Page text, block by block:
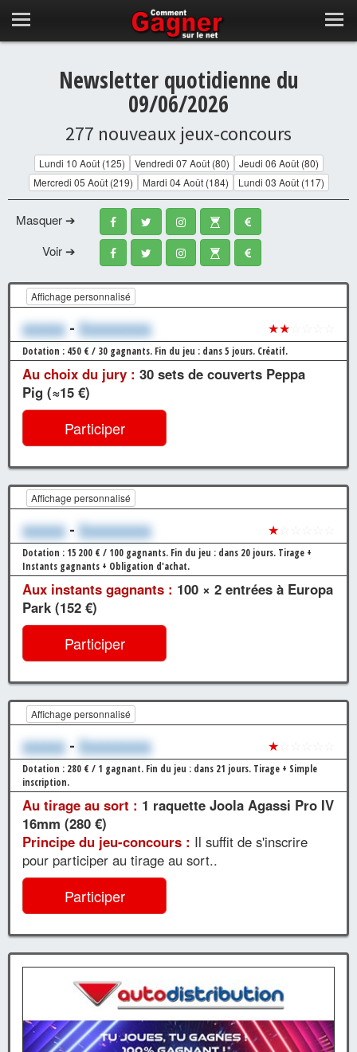
Newsletter quotidienne du
09/06/2026
277 nouveaux jeux-concours
Lundi 10 Août (125) Vendredi 07 Août (80)
Jeudi 06 Août (80)
Mercredi 05 Août (219)
Mardi 04 Août (184) Lundi 03 Août (117)
Masquer ➔
Voir ➔
Affichage personnalisé
xxxxxx-Xxxxxxxxxx ★★
Dotation : 450 € / 30 gagnants. Fin du jeu : dans 5 jours. Créatif.
Au choix du jury : 30 sets de couverts Peppa
Pig (≈15 €)
Participer
Affichage personnalisé
xxxxxx-Xxxxxxxxxx ★
Dotation : 15 200 € / 100 gagnants. Fin du jeu : dans 20 jours. Tirage +
Instants gagnants + Obligation d'achat.
Aux instants gagnants : 100 × 2 entrées à Europa
Park (152 €)
Participer
Affichage personnalisé
xxxxxx-Xxxxxxxxxx ★
Dotation : 280 € / 1 gagnant. Fin du jeu : dans 21 jours. Tirage + Simple
inscription.
Au tirage au sort : 1 raquette Joola Agassi Pro IV
16mm (280 €)
Principe du jeu-concours : Il suffit de s'inscrire
pour participer au tirage au sort..
Participer